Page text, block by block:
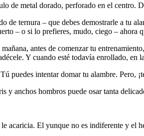
de metal dorado, perforado en el centro.
de ternura – que debes demostrarle a tu
– o si lo prefieres, mudo, ciego – ahora
antes de comenzar tu
Y cuando esté todavía enrollado,
puedes intentar domar tu alambre. Pero,
y anchos hombros puede osar tanta
acaricia. El yunque no es indiferente y el